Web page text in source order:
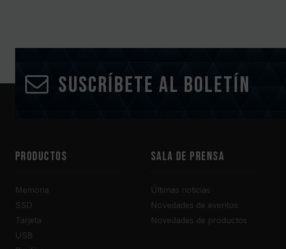
Suscríbete al boletín
PRODUCTOS
Memoria
SSD
Tarjeta
USB
Sala de prensa
Últimas noticias
Novedades de eventos
Novedades de productos